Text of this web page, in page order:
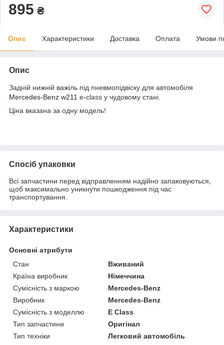
895 ₴
Опис Характеристики Доставка Оплата Умови
Опис
Задній нижній важіль під пневмопідвіску для автомобіля
Mercedes-Benz w211 e-class у чудовому стані.
Ціна вказана за одну модель!
Спосіб упаковки
Всі запчастини перед відправленням надійно запаковуються,
щоб максимально уникнути пошкодження під час
транспортування.
Характеристики
Основні атрибути
Стан
Вживаний
Країна виробник
Німеччина
Сумісність з маркою
Mercedes-Benz
Виробник
Mercedes-Benz
Сумісність з моделлю
E Class
Тип запчастини
Оригінал
Тип техніки
Легковий автомобіль